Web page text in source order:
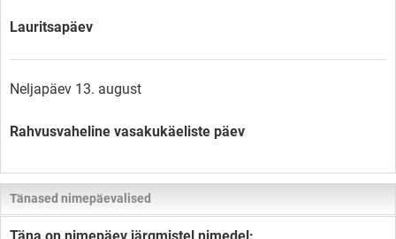
Lauritsapäev
Neljapäev 13. august
Rahvusvaheline vasakukäeliste päev
Tänased nimepäevalised